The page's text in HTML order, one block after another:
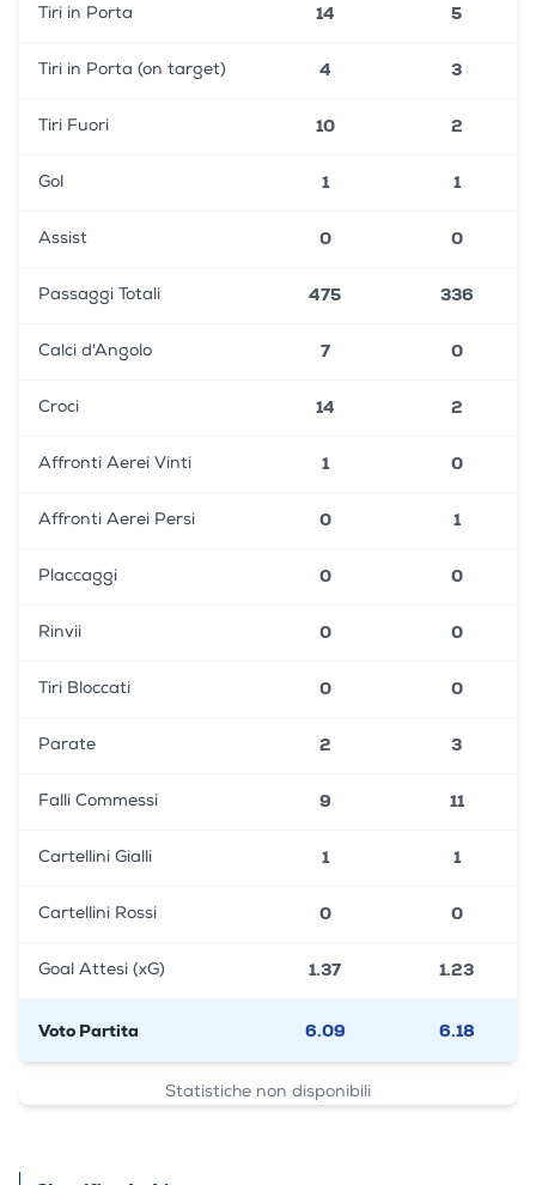
Tiri in Porta 14 5
Tiri in Porta (on target) 4 3
Tiri Fuori 10 2
Gol 1 1
Assist 0 0
Passaggi Totali 475 336
Calci d'Angolo 7 0
Croci 14 2
Affronti Aerei Vinti 1 0
Affronti Aerei Persi 0 1
Placcaggi 0 0
Rinvii 0 0
Tiri Bloccati 0 0
Parate 2 3
Falli Commessi 9 11
Cartellini Gialli 1 1
Cartellini Rossi 0 0
Goal Attesi (xG) 1.37 1.23
Voto Partita 6.09 6.18
Statistiche non disponibili